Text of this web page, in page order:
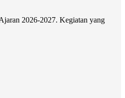
2026-2027. Kegiatan yang